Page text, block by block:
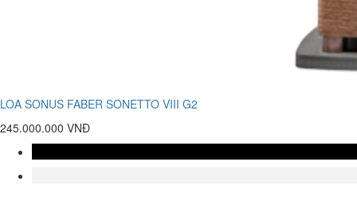
LOA SONUS FABER SONETTO VIII G2
245.000.000 VNĐ